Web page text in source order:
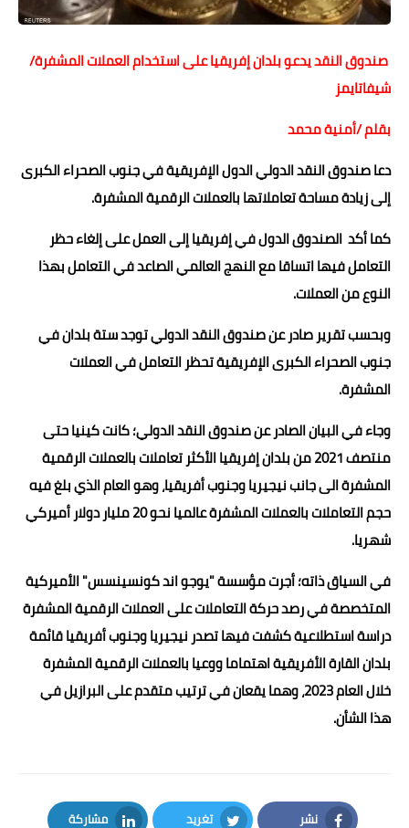
خدمات
مقالات
صندوق النقد يدعو بلدان إفريقيا على استخدام العملات المشفرة/
شيفاتايمز
بقلم /أمنية محمد
دعا صندوق النقد الدولي الدول الإفريقية في جنوب الصحراء الكبرى
إلى زيادة مساحة تعاملاتها بالعملات الرقمية المشفرة.
كما أكد الصندوق الدول في إفريقيا إلى العمل على إلغاء حظر
التعامل فيها اتساقا مع النهج العالمي الصاعد في التعامل بهذا
النوع من العملات.
وبحسب تقرير صادر عن صندوق النقد الدولي توجد ستة بلدان في
جنوب الصحراء الكبرى الإفريقية تحظر التعامل في العملات
المشفرة.
وجاء في البيان الصادر عن صندوق النقد الدولي؛ كانت كينيا حتى
منتصف 2021 من بلدان إفريقيا الأكثر تعاملات بالعملات الرقمية
المشفرة الى جانب نيجيريا وجنوب أفريقيا، وهو العام الذي بلغ فيه
حجم التعاملات بالعملات المشفرة عالميا نحو 20 مليار دولار أميركي
شهريا.
في السياق ذاته؛ أجرت مؤسسة "يوجو اند كونسينسس" الأميركية
المتخصصة في رصد حركة التعاملات على العملات الرقمية المشفرة
دراسة استطلاعية كشفت فيها تصدر نيجيريا وجنوب أفريقيا قائمة
بلدان القارة الأفريقية اهتماما ووعيا بالعملات الرقمية المشفرة
خلال العام 2023، وهما يقعان في ترتيب متقدم على البرازيل في
هذا الشأن.
نشر تغريد مشاركة